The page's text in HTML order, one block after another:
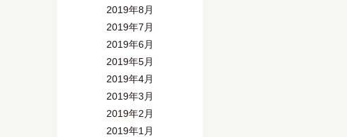
2019年8月
2019年7月
2019年6月
2019年5月
2019年4月
2019年3月
2019年2月
2019年1月